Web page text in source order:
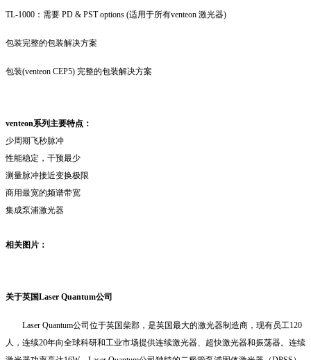
TL-1000：需要 PD & PST options (适用于所有venteon 激光器)
包装完整的包装解决方案
包装(venteon CEP5) 完整的包装解决方案
venteon系列主要特点：
少周期飞秒脉冲
性能稳定，干预最少
测量脉冲接近变换极限
商用最宽的频谱带宽
集成泵浦激光器
相关图片：
关于英国Laser Quantum公司
Laser Quantum公司位于英国柴郡，是英国最大的激光器制造商，现有员工120
人，连续20年向全球科研和工业市场提供连续激光器、超快激光器和振荡器。连续